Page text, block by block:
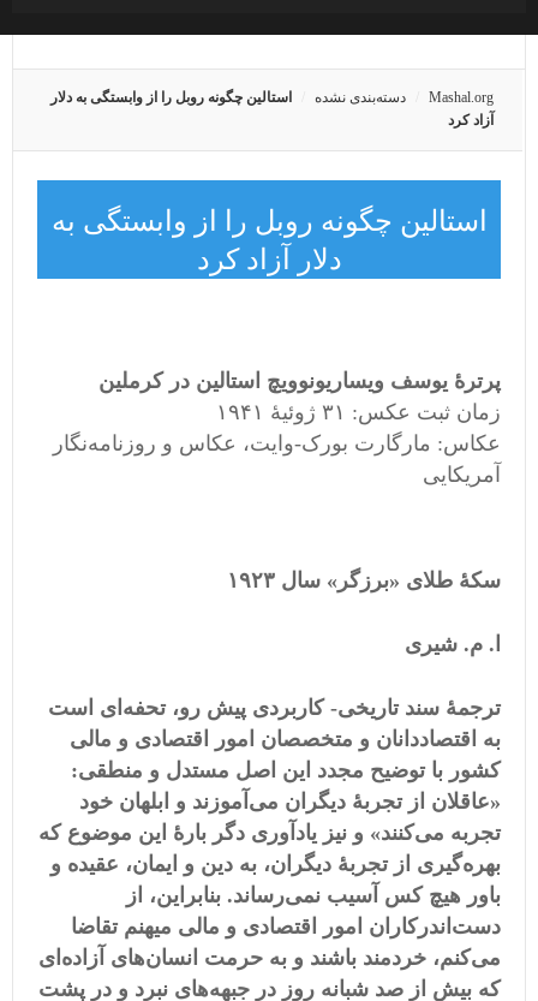
Mashal.org دسته‌بندی نشده
استالین چگونه روبل را از وابستگی به دلار
آزاد کرد
استالین چگونه روبل را از وابستگی به
دلار آزاد کرد
پرترهٔ یوسف ویساریونوویچ استالین در کرملین
زمان ثبت عکس: ۳۱ ژوئیهٔ ۱۹۴۱
عکاس: مارگارت بورک-وایت، عکاس و روزنامه‌نگار
آمریکایی
سکۀ طلای «برزگر» سال ۱۹۲۳
ا. م. شیری
ترجمۀ سند تاریخی- کاربردی پیش رو، تحفه‌ای است
به اقتصاددانان و متخصصان امور اقتصادی و مالی
کشور با توضیح مجدد این اصل مستدل و منطقی:
«عاقلان از تجربۀ دیگران می‌آموزند و ابلهان خود
تجربه می‌کنند» و نیز یادآوری دگر بارۀ این موضوع که
بهره‌گیری از تجربۀ دیگران، به دین و ایمان، عقیده و
باور هیچ کس آسیب نمی‌رساند. بنابراین، از
دست‌اندرکاران امور اقتصادی و مالی میهنم تقاضا
می‌کنم، خردمند باشند و به حرمت انسان‌های آزاده‌ای
که بیش از صد شبانه روز در جبهه‌های نبرد و در پشت